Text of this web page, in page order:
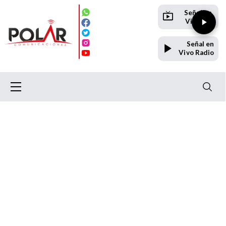
Señal en
Vivo TV
Señal en
Vivo Radio